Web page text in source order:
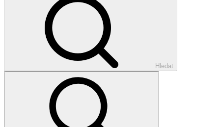
Hledat